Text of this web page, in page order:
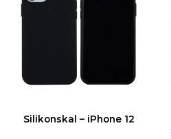
Silikonskal – iPhone 12